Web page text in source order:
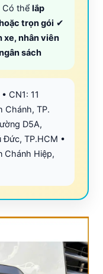
thể lắp
trọn gói ✔
xe, nhân viên
sách
• CN1: 11
Chánh, TP.
D5A,
Đức, TP.HCM •
Chánh Hiệp,